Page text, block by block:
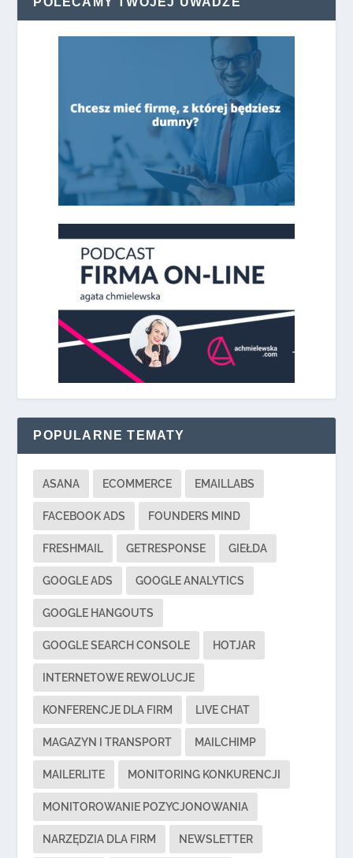
POPULARNE TEMATY
ASANA ECOMMERCE EMAILLABS
FACEBOOK ADS FOUNDERS MIND
FRESHMAIL GETRESPONSE GIEŁDA
GOOGLE ADS GOOGLE ANALYTICS
GOOGLE HANGOUTS
GOOGLE SEARCH CONSOLE HOTJAR
INTERNETOWE REWOLUCJE
KONFERENCJE DLA FIRM LIVE CHAT
MAGAZYN I TRANSPORT MAILCHIMP
MAILERLITE MONITORING KONKURENCJI
MONITOROWANIE POZYCJONOWANIA
NARZĘDZIA DLA FIRM NEWSLETTER